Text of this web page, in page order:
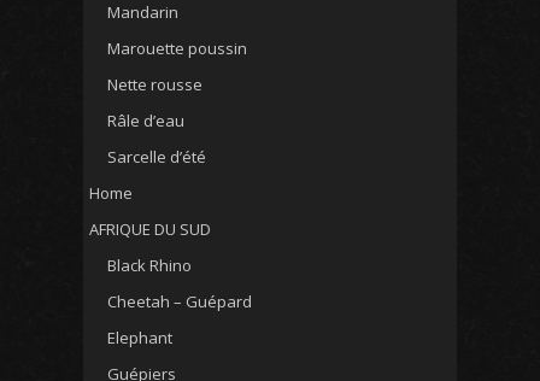
Mandarin
Marouette poussin
Nette rousse
Râle d’eau
Sarcelle d’été
Home
AFRIQUE DU SUD
Black Rhino
Cheetah – Guépard
Elephant
Guépiers